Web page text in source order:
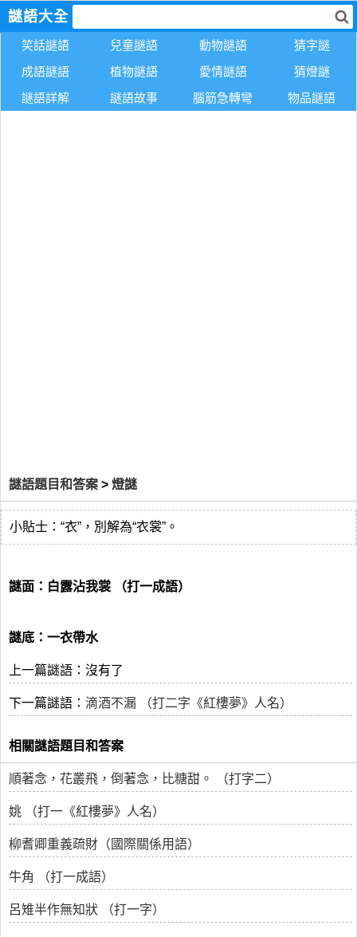
謎語大全
笑話謎語 兒童謎語 動物謎語
猜字謎
成語謎語
植物謎語 愛情謎語
猜燈謎
謎語詳解
謎語故事 腦筋急轉彎 物品謎語
謎語題目和答案 > 燈謎
小貼士：“衣”，別解為“衣裳”。
謎面：白露沾我裳 （打一成語）
謎底：一衣帶水
上一篇謎語：沒有了
下一篇謎語： 滴酒不漏 （打二字《紅樓夢》人名）
相關謎語題目和答案
順著念，花叢飛，倒著念，比糖甜。 （打字二）
姚 （打一《紅樓夢》人名）
柳耆卿重義疏財（國際關係用語）
牛角 （打一成語）
呂雉半作無知狀 （打一字）